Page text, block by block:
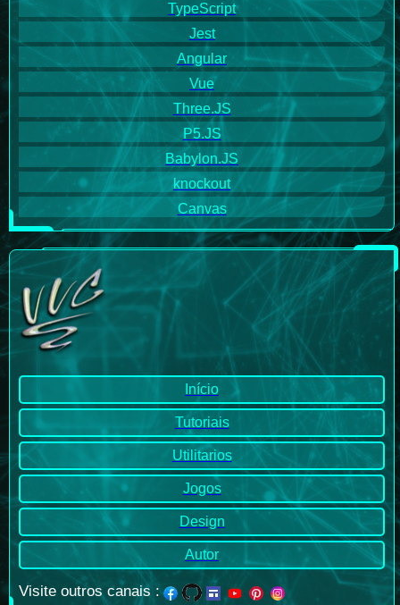
TypeScript
Jest
Angular
Vue
Three.JS
P5.JS
Babylon.JS
knockout
Canvas
Início
Tutoriais
Utilitarios
Jogos
Design
Autor
Visite outros canais :